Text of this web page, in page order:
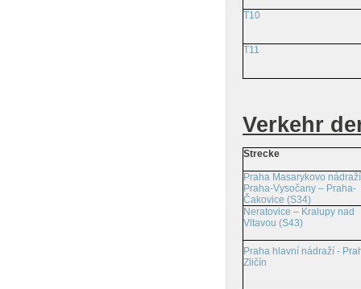
T10
T11
Verkehr
Strecke
Praha Masarykovo
Praha-Vysočany – Praha-
Čakovice (S34)
Neratovice – Kralupy nad
Vltavou (S43)
Praha hlavní nádraží -
Zličín